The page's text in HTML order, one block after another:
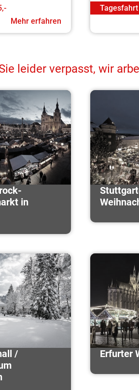
Mehr erfahren
Tagesfahrt
leider verpasst, wir
in
/
Erfurter